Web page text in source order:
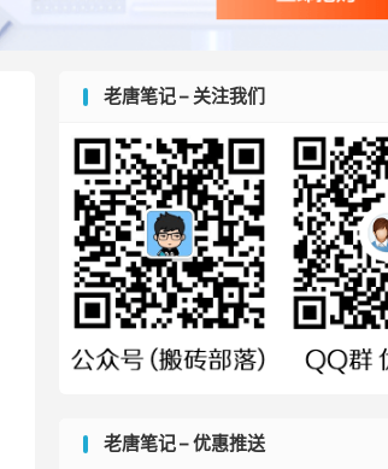
老唐笔记 – 关注我们
老唐笔记 – 优惠推送